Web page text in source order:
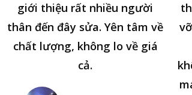
giới thiệu rất nhiều người
thân đến đây sửa. Yên tâm về
chất lượng, không lo về giá
cả.